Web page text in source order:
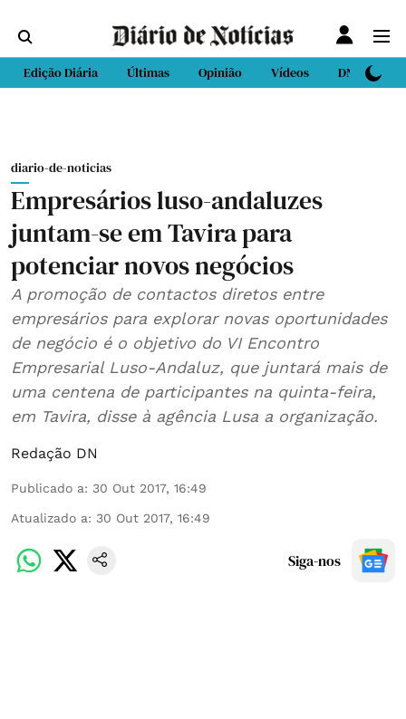
Edição Diária Últimas Opinião Vídeos DN Sport
diario-de-noticias
Empresários luso-andaluzes
juntam-se em Tavira para
potenciar novos negócios
A promoção de contactos diretos entre
empresários para explorar novas oportunidades
de negócio é o objetivo do VI Encontro
Empresarial Luso-Andaluz, que juntará mais de
uma centena de participantes na quinta-feira,
em Tavira, disse à agência Lusa a organização.
Redação DN
Publicado a: 30 Out 2017, 16:49
Atualizado a: 30 Out 2017, 16:49
Siga-nos